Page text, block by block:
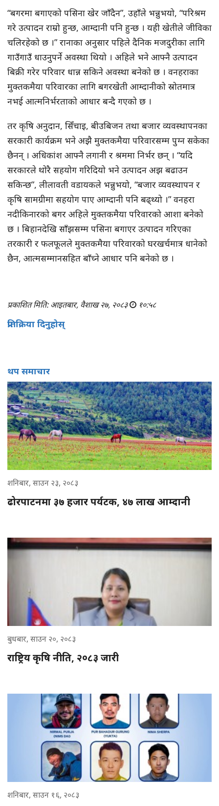
“बगरमा बगाएको पसिना खेर जाँदैन”, उहाँले भन्नुभयो, “परिश्रम
गरे उत्पादन राम्रो हुन्छ, आम्दानी पनि हुन्छ । यही खेतीले जीविका
चलिरहेको छ ।” रानाका अनुसार पहिले दैनिक मजदुरीका लागि
गाउँगाउँ धाउनुपर्ने अवस्था थियो । अहिले भने आफ्नै उत्पादन
बिक्री गरेर परिवार धान्न सकिने अवस्था बनेको छ । वनहराका
मुक्तकमैया परिवारका लागि बगरखेती आम्दानीको स्रोतमात्र
नभई आत्मनिर्भरताको आधार बन्दै गएको छ ।
तर कृषि अनुदान, सिँचाइ, बीउबिजन तथा बजार व्यवस्थापनका
सरकारी कार्यक्रम भने अझै मुक्तकमैया परिवारसम्म पुग्न सकेका
छैनन् । अधिकांश आफ्नै लगानी र श्रममा निर्भर छन् । “यदि
सरकारले थोरै सहयोग गरिदियो भने उत्पादन अझ बढाउन
सकिन्छ”, लीलावती वडायकले भन्नुभयो, “बजार व्यवस्थापन र
कृषि सामग्रीमा सहयोग पाए आम्दानी पनि बढ्थ्यो ।” वनहरा
नदीकिनारको बगर अहिले मुक्तकमैया परिवारको आशा बनेको
छ । बिहानदेखि साँझसम्म पसिना बगाएर उत्पादन गरिएका
तरकारी र फलफूलले मुक्तकमैया परिवारको घरखर्चमात्र धानेको
छैन, आत्मसम्मानसहित बाँच्ने आधार पनि बनेको छ ।
प्रकाशित मिति: आइतबार, वैशाख २७, २०८३ १०:५८
प्रतिक्रिया दिनुहोस्
थप समाचार
शनिबार, साउन २३, २०८३
ढोरपाटनमा ३७ हजार पर्यटक, ४७ लाख आम्दानी
बुधबार, साउन २०, २०८३
राष्ट्रिय कृषि नीति, २०८३ जारी
शनिबार, साउन १६, २०८३